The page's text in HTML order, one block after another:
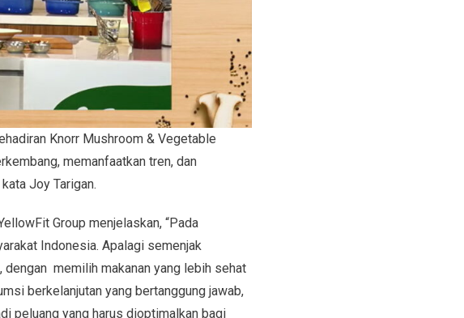
Knorr Mushroom & Vegetable
memanfaatkan tren, dan
Joy Tarigan.
Group menjelaskan, “Pada
Indonesia. Apalagi semenjak
dengan memilih makanan yang lebih sehat
berkelanjutan yang bertanggung jawab,
peluang yang harus dioptimalkan bagi